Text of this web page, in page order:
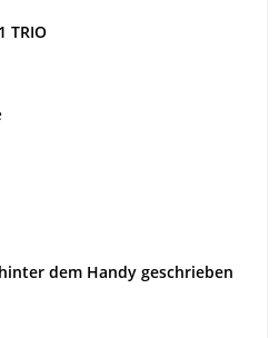
TRIO
dem Handy geschrieben